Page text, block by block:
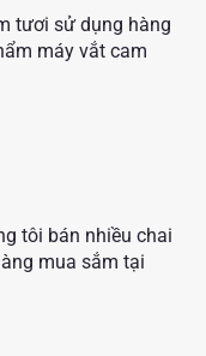
tươi sử dụng hàng
máy vắt cam
tôi bán nhiều chai
mua sắm tại